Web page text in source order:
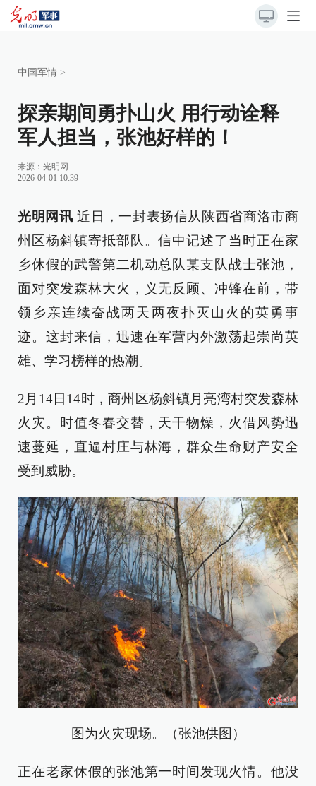
中国军情 >
探亲期间勇扑山火 用行动诠释
军人担当，张池好样的！
来源： 光明网
2026-04-01 10:39
光明网讯 近日，一封表扬信从陕西省商洛市商
州区杨斜镇寄抵部队。信中记述了当时正在家
乡休假的武警第二机动总队某支队战士张池，
面对突发森林大火，义无反顾、冲锋在前，带
领乡亲连续奋战两天两夜扑灭山火的英勇事
迹。这封来信，迅速在军营内外激荡起崇尚英
雄、学习榜样的热潮。
2月14日14时，商州区杨斜镇月亮湾村突发森林
火灾。时值冬春交替，天干物燥，火借风势迅
速蔓延，直逼村庄与林海，群众生命财产安全
受到威胁。
图为火灾现场。（张池供图）
正在老家休假的张池第一时间发现火情。他没